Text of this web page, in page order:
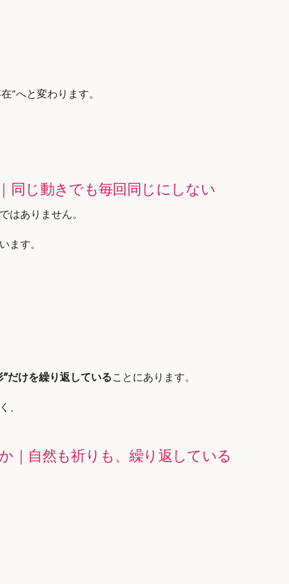
”へと変わります。
同じ動きでも毎回同じにしない
はありません。
ます。
だけを繰り返していることにあります。
、
｜自然も祈りも、繰り返している